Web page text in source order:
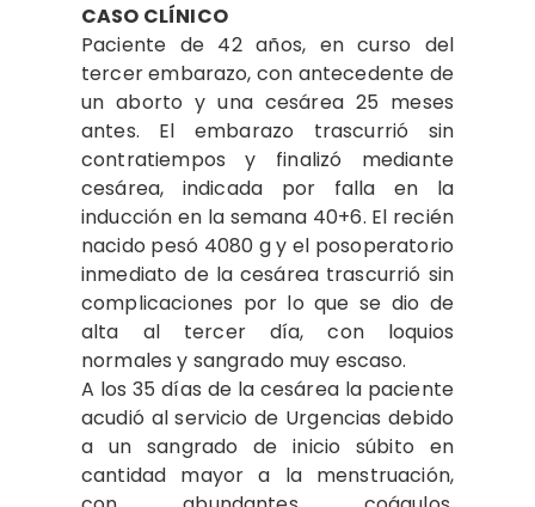
CASO CLÍNICO
Paciente de 42 años, en curso del
tercer embarazo, con antecedente de
un aborto y una cesárea 25 meses
antes. El embarazo trascurrió sin
contratiempos y finalizó mediante
cesárea, indicada por falla en la
inducción en la semana 40+6. El recién
nacido pesó 4080 g y el posoperatorio
inmediato de la cesárea trascurrió sin
complicaciones por lo que se dio de
alta al tercer día, con loquios
normales y sangrado muy escaso.
A los 35 días de la cesárea la paciente
acudió al servicio de Urgencias debido
a un sangrado de inicio súbito en
cantidad mayor a la menstruación,